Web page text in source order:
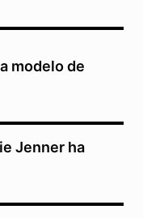
modelo de
Jenner ha